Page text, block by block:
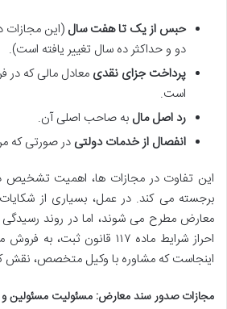
حبس از یک تا هفت سال (این مجازات
دو و حداکثر ده سال تغییر یافته است).
پرداخت جزای نقدی معادل مالی که در
است.
رد اصل مال به صاحب اصلی آن.
انفصال از خدمات دولتی در صورتی که
این تفاوت در مجازات ها، اهمیت تشخیص
برجسته می کند. در عمل، بسیاری از
معارض مطرح می شوند، اما در روند
احراز شرایط ماده ۱۱۷ قانون
اینجاست که مشاوره با وکیل متخصص، نقش
مجازات صدور سند معارض: مسئولیت مسئولین و